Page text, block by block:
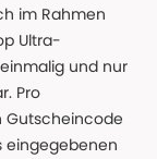
im Rahmen
Ultra-
und nur
Pro
Gutscheincode
eingegebenen